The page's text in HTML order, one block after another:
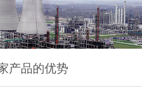
产品的优势